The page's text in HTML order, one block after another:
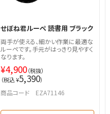
せぼね君ルーペ 読書用 ブラック
両手が使える、細かい作業に最適な
ルーペです。手元がはっきり見やすく
なります。
¥4,900（税抜）
（税込 ¥5,390）
商品コード EZA71146